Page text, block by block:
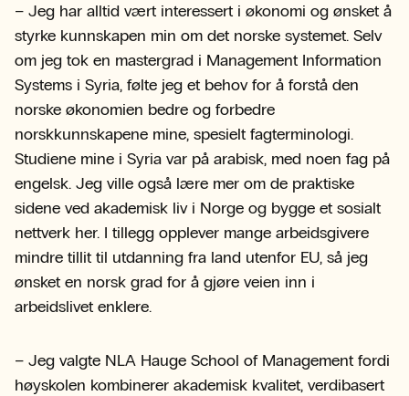
– Jeg har alltid vært interessert i økonomi og ønsket å
styrke kunnskapen min om det norske systemet. Selv
om jeg tok en mastergrad i Management Information
Systems i Syria, følte jeg et behov for å forstå den
norske økonomien bedre og forbedre
norskkunnskapene mine, spesielt fagterminologi.
Studiene mine i Syria var på arabisk, med noen fag på
engelsk. Jeg ville også lære mer om de praktiske
sidene ved akademisk liv i Norge og bygge et sosialt
nettverk her. I tillegg opplever mange arbeidsgivere
mindre tillit til utdanning fra land utenfor EU, så jeg
ønsket en norsk grad for å gjøre veien inn i
arbeidslivet enklere.
– Jeg valgte NLA Hauge School of Management fordi
høyskolen kombinerer akademisk kvalitet, verdibasert